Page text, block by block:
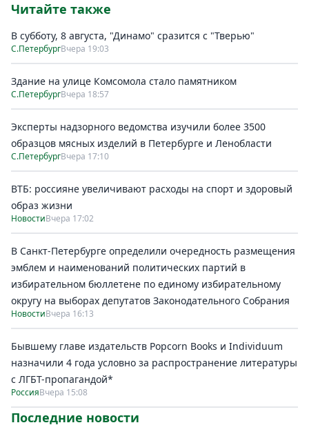
Читайте также
В субботу, 8 августа, "Динамо" сразится с "Тверью"
С.ПетербургВчера 19:03
Здание на улице Комсомола стало памятником
С.ПетербургВчера 18:57
Эксперты надзорного ведомства изучили более 3500
образцов мясных изделий в Петербурге и Ленобласти
С.ПетербургВчера 17:10
ВТБ: россияне увеличивают расходы на спорт и здоровый
образ жизни
НовостиВчера 17:02
В Санкт-Петербурге определили очередность размещения
эмблем и наименований политических партий в
избирательном бюллетене по единому избирательному
округу на выборах депутатов Законодательного Собрания
НовостиВчера 16:13
Бывшему главе издательств Popcorn Books и Individuum
назначили 4 года условно за распространение литературы
с ЛГБТ-пропагандой*
РоссияВчера 15:08
Последние новости